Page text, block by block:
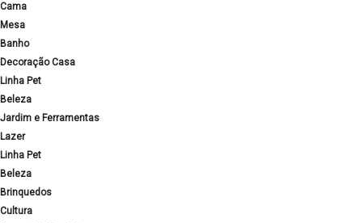
Cama
Mesa
Banho
Decoração Casa
Linha Pet
Beleza
Jardim e Ferramentas
Lazer
Linha Pet
Beleza
Brinquedos
Cultura